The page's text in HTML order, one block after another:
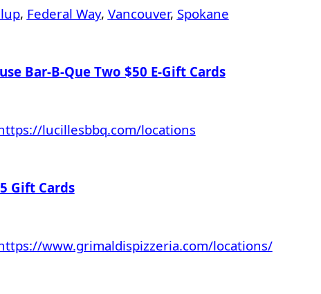
, Federal Way, Vancouver, Spokane
Bar-B-Que Two $50 E-Gift Cards
lucillesbbq.com/locations
Gift Cards
www.grimaldispizzeria.com/locations/